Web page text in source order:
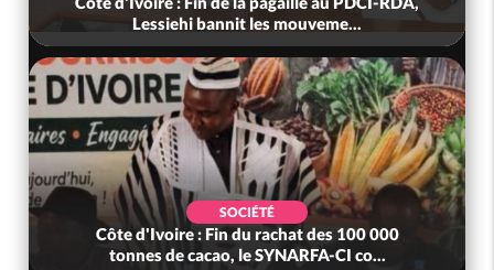
Lessiehi bannit les mouveme...
SOCIÉTÉ
Côte d'Ivoire : Fin du rachat des 100 000
tonnes de cacao, le SYNARFA-CI co...